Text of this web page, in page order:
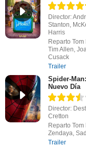
Director:
Stanton,
Harris
Reparto Tom
Tim Allen,
Cusack
Trailer
Spider-
Nuevo Día
Director:
Cretton
Reparto
Zendaya,
Trailer